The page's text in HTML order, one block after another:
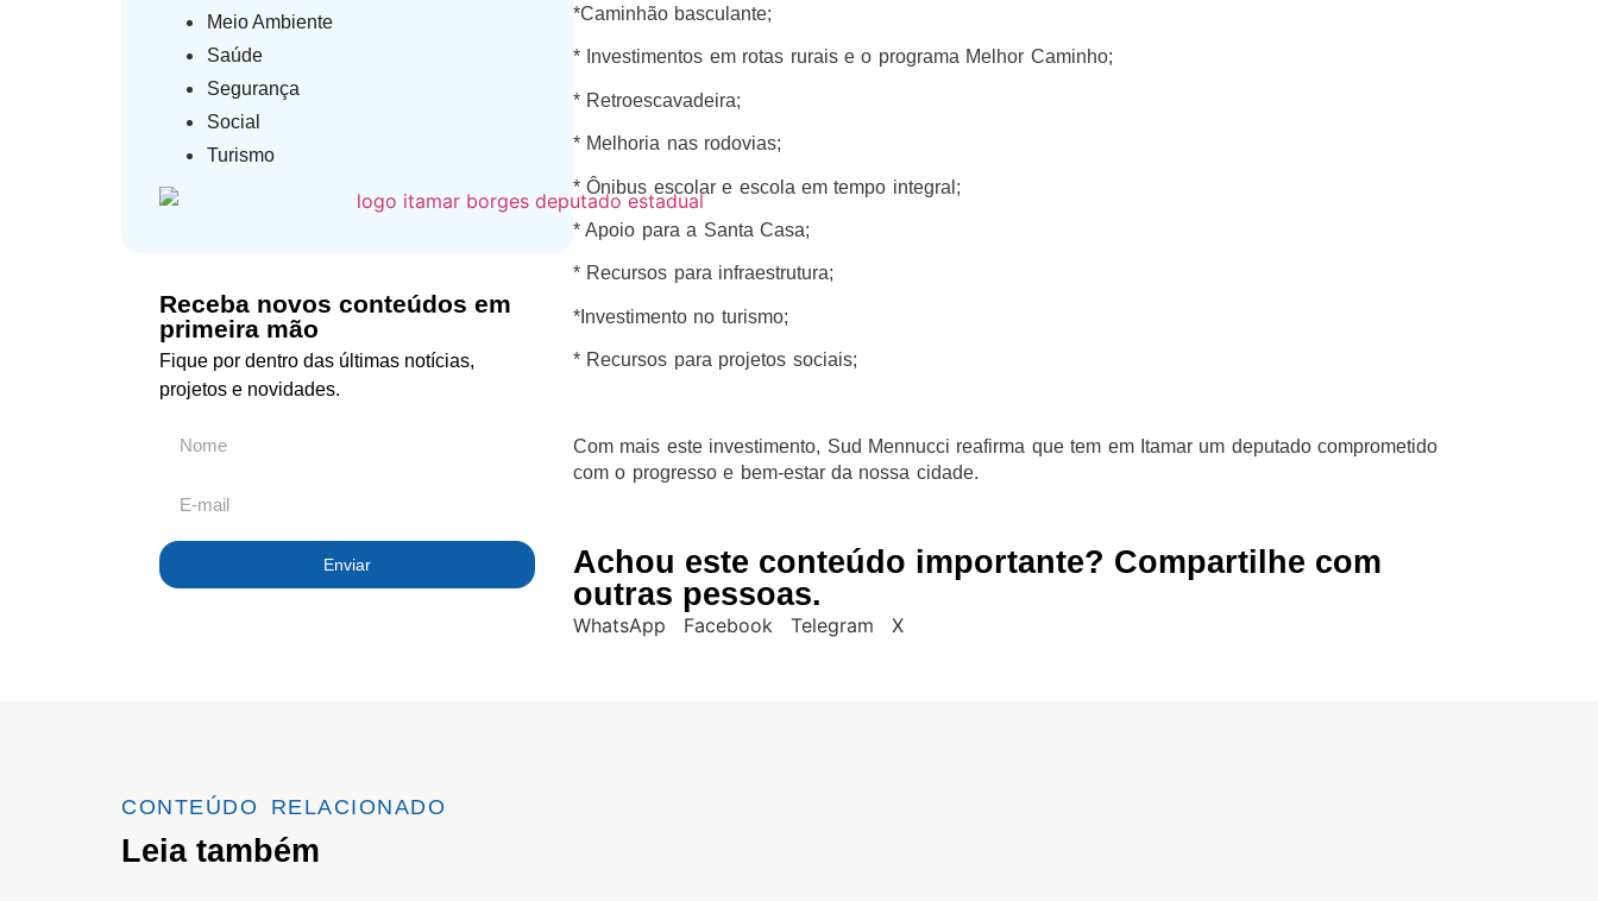
Meio Ambiente
Saúde
Segurança
Social
Turismo
Receba novos conteúdos em
primeira mão
Fique por dentro das últimas notícias,
projetos e novidades.
Enviar
*Caminhão basculante;
* Investimentos em rotas rurais e o programa Melhor Caminho;
* Retroescavadeira;
* Melhoria nas rodovias;
* Ônibus escolar e escola em tempo integral;
* Apoio para a Santa Casa;
* Recursos para infraestrutura;
*Investimento no turismo;
* Recursos para projetos sociais;
Com mais este investimento, Sud Mennucci reafirma que tem em Itamar um deputado comprometido
com o progresso e bem-estar da nossa cidade.
Achou este conteúdo importante? Compartilhe com
outras pessoas.
WhatsApp Facebook Telegram X
CONTEÚDO RELACIONADO
Leia também